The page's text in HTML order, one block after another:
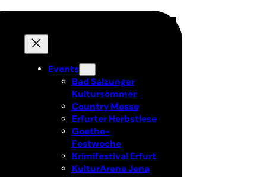
Events
Bad Salzunger
Kultursommer
Country Messe
Erfurter Herbstlese
Goethe-
Festwoche
Krimifestival Erfurt
KulturArena Jena